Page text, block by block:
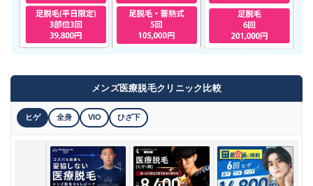
メンズ医療脱毛クリニック比較
ヒゲ 全身 VIO ひざ下